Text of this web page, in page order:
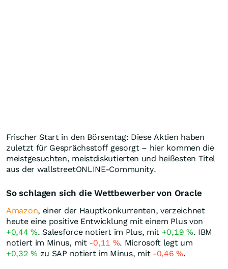
Frischer Start in den Börsentag: Diese Aktien haben
zuletzt für Gesprächsstoff gesorgt – hier kommen die
meistgesuchten, meistdiskutierten und heißesten Titel
aus der wallstreetONLINE-Community.
So schlagen sich die Wettbewerber von Oracle
Amazon, einer der Hauptkonkurrenten, verzeichnet
heute eine positive Entwicklung mit einem Plus von
+0,44%. Salesforce notiert im Plus, mit +0,19 %. IBM
notiert im Minus, mit -0,11 %. Microsoft legt um
+0,32% zu SAP notiert im Minus, mit -0,46%.